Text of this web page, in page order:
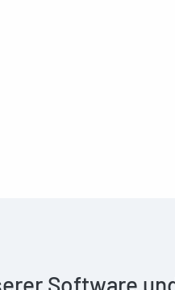
Software